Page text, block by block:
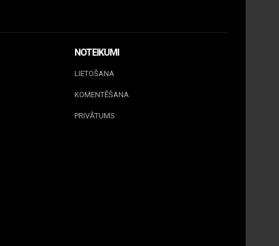
NOTEIKUMI
LIETOŠANA
KOMENTĒŠANA
PRIVĀTUMS